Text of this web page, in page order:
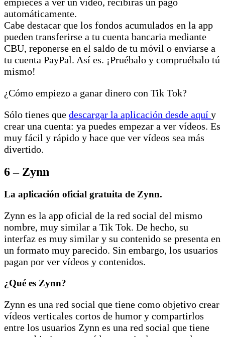
automáticamente.
Cabe destacar que los fondos acumulados en la app
pueden transferirse a tu cuenta bancaria mediante
CBU, reponerse en el saldo de tu móvil o enviarse a
tu cuenta PayPal. Así es. ¡Pruébalo y compruébalo tú
mismo!
¿Cómo empiezo a ganar dinero con Tik Tok?
Sólo tienes que descargar la aplicación desde aquí y
crear una cuenta: ya puedes empezar a ver vídeos. Es
muy fácil y rápido y hace que ver vídeos sea más
divertido.
6 – Zynn
La aplicación oficial gratuita de Zynn.
Zynn es la app oficial de la red social del mismo
nombre, muy similar a Tik Tok. De hecho, su
interfaz es muy similar y su contenido se presenta en
un formato muy parecido. Sin embargo, los usuarios
pagan por ver vídeos y contenidos.
¿Qué es Zynn?
Zynn es una red social que tiene como objetivo crear
vídeos verticales cortos de humor y compartirlos
entre los usuarios Zynn es una red social que tiene